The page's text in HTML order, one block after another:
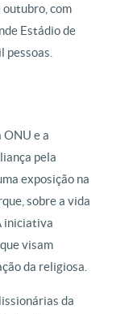
outubro, com
Estádio de
pessoas.
ONU e a
pela
exposição na
sobre a vida
iniciativa
visam
da religiosa.
da